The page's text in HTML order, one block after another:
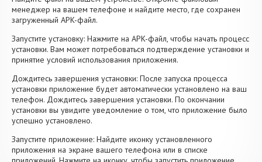
менеджер на вашем телефоне и найдите место, где сохранен
загруженный APK-файл.
Запустите установку: Нажмите на APK-файл, чтобы начать процесс
установки. Вам может потребоваться подтверждение установки и
принятие условий использования приложения.
Дождитесь завершения установки: После запуска процесса
установки приложение будет автоматически установлено на ваш
телефон. Дождитесь завершения установки. По окончании
установки вы увидите уведомление о том, что приложение было
успешно установлено.
Запустите приложение: Найдите иконку установленного
приложения на экране вашего телефона или в списке